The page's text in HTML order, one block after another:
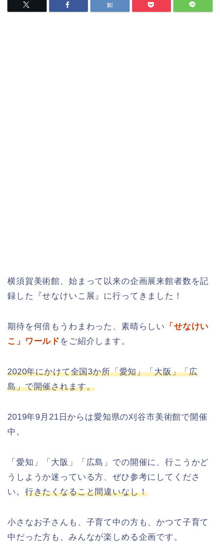
横須賀美術館、始まって以来の企画展来館者数を記
録した『せなけいこ展』に行ってきました！
期待を何倍もうわまわった、素晴らしい
「せなけい
こ」ワールド をご紹介します。
2020年にかけて全国3か所「愛知」「大阪」「広
島」で開催されます。
2019年9月21日からは愛知県の刈谷市美術館で開催
中。
「愛知」「大阪」「広島」での開催に、行こうかど
うしようか迷っている方、ぜひ参考にしてくださ
い。 行きたくなること間違いなし！
小さなお子さんも、子育て中の方も、かつて子育て
中だった方も、みんなが楽しめる企画です。